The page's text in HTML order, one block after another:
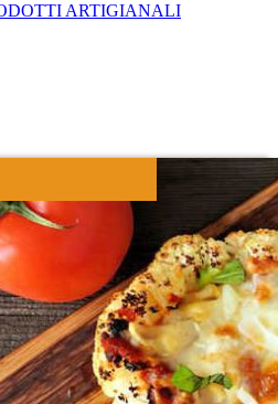
ARTIGIANALI